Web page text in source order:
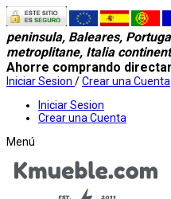
peninsula, Baleares,
metroplitane, Italia
Ahorre comprando
Iniciar Sesion /Crear una Cuenta
Iniciar Sesion
Crear una Cuenta
Menú